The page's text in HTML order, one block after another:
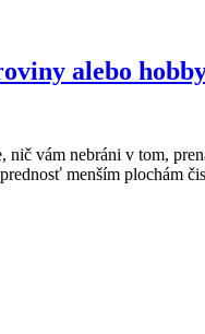
alebo
vám nebráni v tom,
menším plochám